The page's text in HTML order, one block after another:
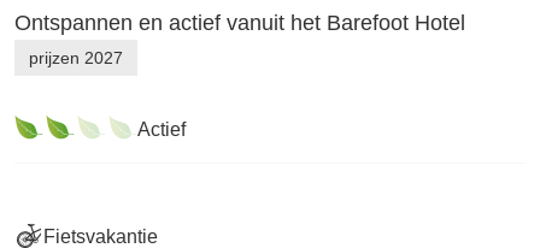
Ontspannen en actief vanuit het Barefoot Hotel
prijzen 2027
Fietsvakantie
Actief